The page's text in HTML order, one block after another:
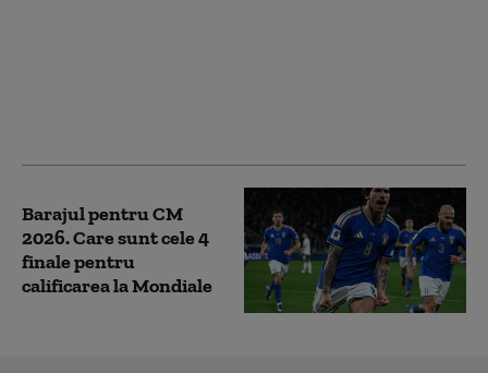
Barajul pentru CM
2026. Care sunt cele 4
finale pentru
calificarea la Mondiale